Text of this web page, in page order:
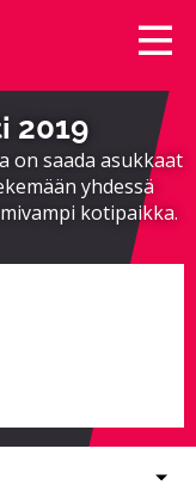
2019
on saada asukkaat
yhdessä
kotipaikka.